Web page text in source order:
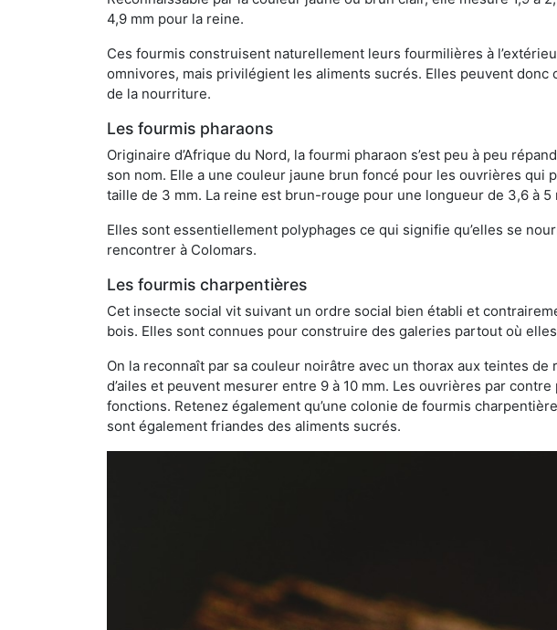
4,9 mm pour la reine.
Ces fourmis construisent naturellement leurs fourmilières à
omnivores, mais privilégient les aliments sucrés. Elles peuvent
de la nourriture.
Les fourmis pharaons
Originaire d’Afrique du Nord, la fourmi pharaon s’est peu à peu
son nom. Elle a une couleur jaune brun foncé pour les ouvrières qui
taille de 3 mm. La reine est brun-rouge pour une longueur de 3,6 à 5
Elles sont essentiellement polyphages ce qui signifie qu’elles se
rencontrer à Colomars.
Les fourmis charpentières
Cet insecte social vit suivant un ordre social bien établi et
bois. Elles sont connues pour construire des galeries partout où
On la reconnaît par sa couleur noirâtre avec un thorax aux teintes
d’ailes et peuvent mesurer entre 9 à 10 mm. Les ouvrières par
fonctions. Retenez également qu’une colonie de fourmis
sont également friandes des aliments sucrés.